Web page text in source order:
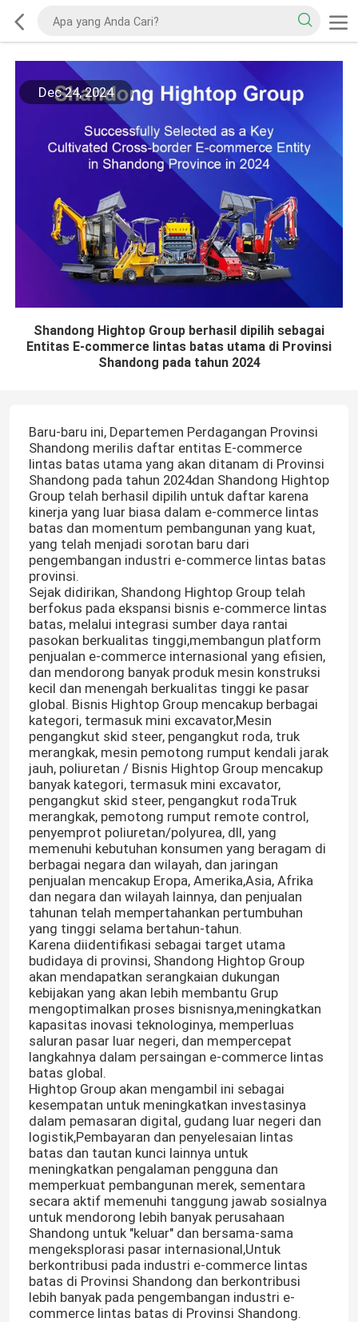
Dec 24, 2024
Shandong Hightop Group berhasil dipilih sebagai
Entitas E-commerce lintas batas utama di Provinsi
Shandong pada tahun 2024
Baru-baru ini, Departemen Perdagangan Provinsi
Shandong merilis daftar entitas E-commerce
lintas batas utama yang akan ditanam di Provinsi
Shandong pada tahun 2024dan Shandong Hightop
Group telah berhasil dipilih untuk daftar karena
kinerja yang luar biasa dalam e-commerce lintas
batas dan momentum pembangunan yang kuat,
yang telah menjadi sorotan baru dari
pengembangan industri e-commerce lintas batas
provinsi.
Sejak didirikan, Shandong Hightop Group telah
berfokus pada ekspansi bisnis e-commerce lintas
batas, melalui integrasi sumber daya rantai
pasokan berkualitas tinggi,membangun platform
penjualan e-commerce internasional yang efisien,
dan mendorong banyak produk mesin konstruksi
kecil dan menengah berkualitas tinggi ke pasar
global. Bisnis Hightop Group mencakup berbagai
kategori, termasuk mini excavator,Mesin
pengangkut skid steer, pengangkut roda, truk
merangkak, mesin pemotong rumput kendali jarak
jauh, poliuretan / Bisnis Hightop Group mencakup
banyak kategori, termasuk mini excavator,
pengangkut skid steer, pengangkut rodaTruk
merangkak, pemotong rumput remote control,
penyemprot poliuretan/polyurea, dll, yang
memenuhi kebutuhan konsumen yang beragam di
berbagai negara dan wilayah, dan jaringan
penjualan mencakup Eropa, Amerika,Asia, Afrika
dan negara dan wilayah lainnya, dan penjualan
tahunan telah mempertahankan pertumbuhan
yang tinggi selama bertahun-tahun.
Karena diidentifikasi sebagai target utama
budidaya di provinsi, Shandong Hightop Group
akan mendapatkan serangkaian dukungan
kebijakan yang akan lebih membantu Grup
mengoptimalkan proses bisnisnya,meningkatkan
kapasitas inovasi teknologinya, memperluas
saluran pasar luar negeri, dan mempercepat
langkahnya dalam persaingan e-commerce lintas
batas global.
Hightop Group akan mengambil ini sebagai
kesempatan untuk meningkatkan investasinya
dalam pemasaran digital, gudang luar negeri dan
logistik,Pembayaran dan penyelesaian lintas
batas dan tautan kunci lainnya untuk
meningkatkan pengalaman pengguna dan
memperkuat pembangunan merek, sementara
secara aktif memenuhi tanggung jawab sosialnya
untuk mendorong lebih banyak perusahaan
Shandong untuk "keluar" dan bersama-sama
mengeksplorasi pasar internasional,Untuk
berkontribusi pada industri e-commerce lintas
batas di Provinsi Shandong dan berkontribusi
lebih banyak pada pengembangan industri e-
commerce lintas batas di Provinsi Shandong.